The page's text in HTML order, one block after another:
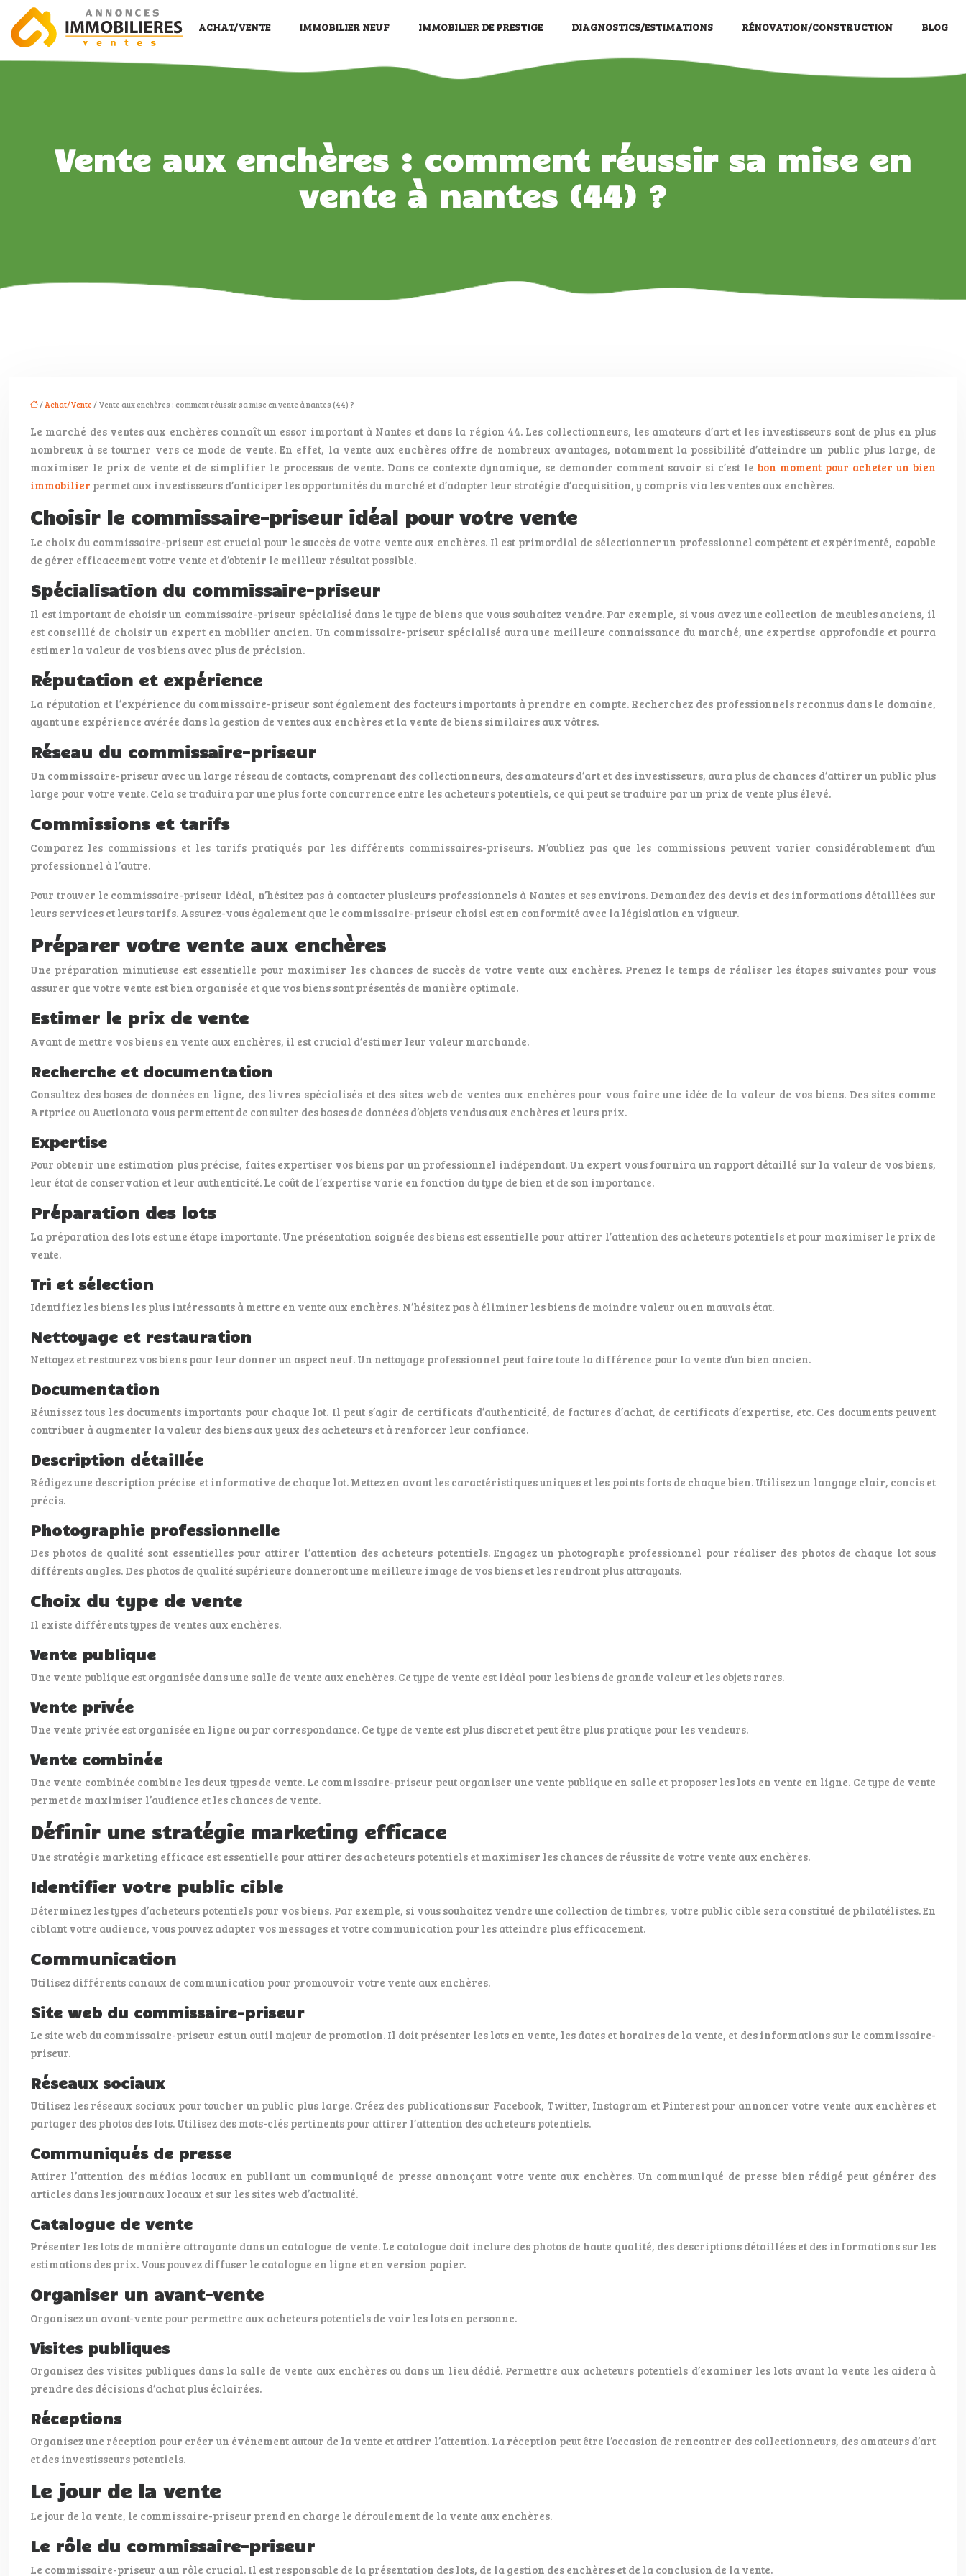
ACHAT/VENTE IMMOBILIER NEUF IMMOBILIER DE PRESTIGE DIAGNOSTICS/ESTIMATIONS RÉNOVATION/CONSTRUCTION BLOG
Vente aux enchères : comment réussir sa mise en
vente à nantes (44) ?
/Achat/Vente / Vente aux enchères : comment réussir sa mise en vente à nantes (44) ?
Le marché des ventes aux enchères connaît un essor important à Nantes et dans la région 44. Les collectionneurs, les amateurs d’art et les investisseurs sont de plus en plus
nombreux à se tourner vers ce mode de vente. En effet, la vente aux enchères offre de nombreux avantages, notamment la possibilité d’atteindre un public plus large, de
maximiser le prix de vente et de simplifier le processus de vente. Dans ce contexte dynamique, se demander comment savoir si c’est lebon moment pour acheter un bien
immobilier permet aux investisseurs d’anticiper les opportunités du marché et d’adapter leur stratégie d’acquisition, y compris via les ventes aux enchères.
Choisir le commissaire-priseur idéal pour votre vente
Le choix du commissaire-priseur est crucial pour le succès de votre vente aux enchères. Il est primordial de sélectionner un professionnel compétent et expérimenté, capable
de gérer efficacement votre vente et d’obtenir le meilleur résultat possible.
Spécialisation du commissaire-priseur
Il est important de choisir un commissaire-priseur spécialisé dans le type de biens que vous souhaitez vendre. Par exemple, si vous avez une collection de meubles anciens, il
est conseillé de choisir un expert en mobilier ancien. Un commissaire-priseur spécialisé aura une meilleure connaissance du marché, une expertise approfondie et pourra
estimer la valeur de vos biens avec plus de précision.
Réputation et expérience
La réputation et l’expérience du commissaire-priseur sont également des facteurs importants à prendre en compte. Recherchez des professionnels reconnus dans le domaine,
ayant une expérience avérée dans la gestion de ventes aux enchères et la vente de biens similaires aux vôtres.
Réseau du commissaire-priseur
Un commissaire-priseur avec un large réseau de contacts, comprenant des collectionneurs, des amateurs d’art et des investisseurs, aura plus de chances d’attirer un public plus
large pour votre vente. Cela se traduira par une plus forte concurrence entre les acheteurs potentiels, ce qui peut se traduire par un prix de vente plus élevé.
Commissions et tarifs
Comparez les commissions et les tarifs pratiqués par les différents commissaires-priseurs. N’oubliez pas que les commissions peuvent varier considérablement d’un
professionnel à l’autre.
Pour trouver le commissaire-priseur idéal, n’hésitez pas à contacter plusieurs professionnels à Nantes et ses environs. Demandez des devis et des informations détaillées sur
leurs services et leurs tarifs. Assurez-vous également que le commissaire-priseur choisi est en conformité avec la législation en vigueur.
Préparer votre vente aux enchères
Une préparation minutieuse est essentielle pour maximiser les chances de succès de votre vente aux enchères. Prenez le temps de réaliser les étapes suivantes pour vous
assurer que votre vente est bien organisée et que vos biens sont présentés de manière optimale.
Estimer le prix de vente
Avant de mettre vos biens en vente aux enchères, il est crucial d’estimer leur valeur marchande.
Recherche et documentation
Consultez des bases de données en ligne, des livres spécialisés et des sites web de ventes aux enchères pour vous faire une idée de la valeur de vos biens. Des sites comme
Artprice ou Auctionata vous permettent de consulter des bases de données d’objets vendus aux enchères et leurs prix.
Expertise
Pour obtenir une estimation plus précise, faites expertiser vos biens par un professionnel indépendant. Un expert vous fournira un rapport détaillé sur la valeur de vos biens,
leur état de conservation et leur authenticité. Le coût de l’expertise varie en fonction du type de bien et de son importance.
Préparation des lots
La préparation des lots est une étape importante. Une présentation soignée des biens est essentielle pour attirer l’attention des acheteurs potentiels et pour maximiser le prix de
vente.
Tri et sélection
Identifiez les biens les plus intéressants à mettre en vente aux enchères. N’hésitez pas à éliminer les biens de moindre valeur ou en mauvais état.
Nettoyage et restauration
Nettoyez et restaurez vos biens pour leur donner un aspect neuf. Un nettoyage professionnel peut faire toute la différence pour la vente d’un bien ancien.
Documentation
Réunissez tous les documents importants pour chaque lot. Il peut s’agir de certificats d’authenticité, de factures d’achat, de certificats d’expertise, etc. Ces documents peuvent
contribuer à augmenter la valeur des biens aux yeux des acheteurs et à renforcer leur confiance.
Description détaillée
Rédigez une description précise et informative de chaque lot. Mettez en avant les caractéristiques uniques et les points forts de chaque bien. Utilisez un langage clair, concis et
précis.
Photographie professionnelle
Des photos de qualité sont essentielles pour attirer l’attention des acheteurs potentiels. Engagez un photographe professionnel pour réaliser des photos de chaque lot sous
différents angles. Des photos de qualité supérieure donneront une meilleure image de vos biens et les rendront plus attrayants.
Choix du type de vente
Il existe différents types de ventes aux enchères.
Vente publique
Une vente publique est organisée dans une salle de vente aux enchères. Ce type de vente est idéal pour les biens de grande valeur et les objets rares.
Vente privée
Une vente privée est organisée en ligne ou par correspondance. Ce type de vente est plus discret et peut être plus pratique pour les vendeurs.
Vente combinée
Une vente combinée combine les deux types de vente. Le commissaire-priseur peut organiser une vente publique en salle et proposer les lots en vente en ligne. Ce type de vente
permet de maximiser l’audience et les chances de vente.
Définir une stratégie marketing efficace
Une stratégie marketing efficace est essentielle pour attirer des acheteurs potentiels et maximiser les chances de réussite de votre vente aux enchères.
Identifier votre public cible
Déterminez les types d’acheteurs potentiels pour vos biens. Par exemple, si vous souhaitez vendre une collection de timbres, votre public cible sera constitué de philatélistes. En
ciblant votre audience, vous pouvez adapter vos messages et votre communication pour les atteindre plus efficacement.
Communication
Utilisez différents canaux de communication pour promouvoir votre vente aux enchères.
Site web du commissaire-priseur
Le site web du commissaire-priseur est un outil majeur de promotion. Il doit présenter les lots en vente, les dates et horaires de la vente, et des informations sur le commissaire-
priseur.
Réseaux sociaux
Utilisez les réseaux sociaux pour toucher un public plus large. Créez des publications sur Facebook, Twitter, Instagram et Pinterest pour annoncer votre vente aux enchères et
partager des photos des lots. Utilisez des mots-clés pertinents pour attirer l’attention des acheteurs potentiels.
Communiqués de presse
Attirer l’attention des médias locaux en publiant un communiqué de presse annonçant votre vente aux enchères. Un communiqué de presse bien rédigé peut générer des
articles dans les journaux locaux et sur les sites web d’actualité.
Catalogue de vente
Présenter les lots de manière attrayante dans un catalogue de vente. Le catalogue doit inclure des photos de haute qualité, des descriptions détaillées et des informations sur les
estimations des prix. Vous pouvez diffuser le catalogue en ligne et en version papier.
Organiser un avant-vente
Organisez un avant-vente pour permettre aux acheteurs potentiels de voir les lots en personne.
Visites publiques
Organisez des visites publiques dans la salle de vente aux enchères ou dans un lieu dédié. Permettre aux acheteurs potentiels d’examiner les lots avant la vente les aidera à
prendre des décisions d’achat plus éclairées.
Réceptions
Organisez une réception pour créer un événement autour de la vente et attirer l’attention. La réception peut être l’occasion de rencontrer des collectionneurs, des amateurs d’art
et des investisseurs potentiels.
Le jour de la vente
Le jour de la vente, le commissaire-priseur prend en charge le déroulement de la vente aux enchères.
Le rôle du commissaire-priseur
Le commissaire-priseur a un rôle crucial. Il est responsable de la présentation des lots, de la gestion des enchères et de la conclusion de la vente.